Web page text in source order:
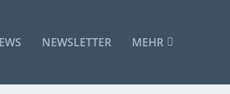
NEWSLETTER MEHR